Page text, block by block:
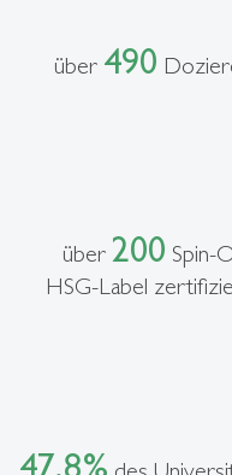
über 490
über 200 Spin-
HSG-Label
47,8%